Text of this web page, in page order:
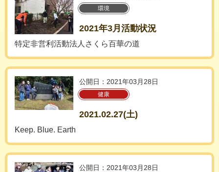
環境
2021年3月活動状況
特定非営利活動法人さくら百華の道
公開日：2021年03月28日
健康
2021.02.27(土)
Keep. Blue. Earth
公開日：2021年03月28日